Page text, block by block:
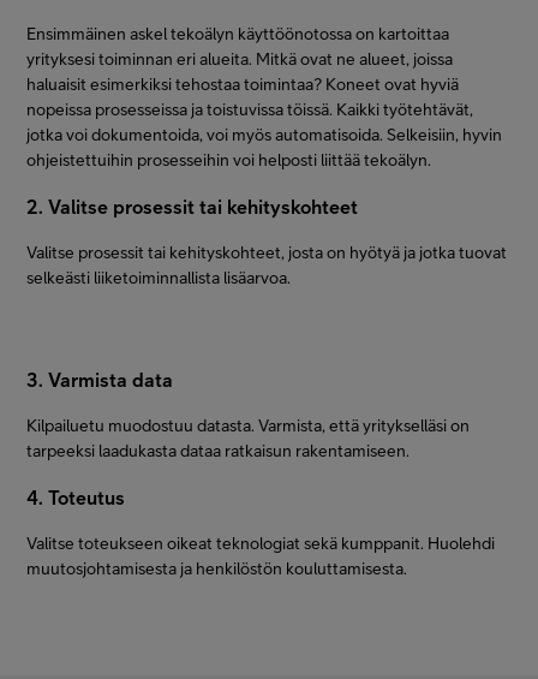
Ensimmäinen askel tekoälyn käyttöönotossa on kartoittaa
yrityksesi toiminnan eri alueita. Mitkä ovat ne alueet, joissa
haluaisit esimerkiksi tehostaa toimintaa? Koneet ovat hyviä
nopeissa prosesseissa ja toistuvissa töissä. Kaikki työtehtävät,
jotka voi dokumentoida, voi myös automatisoida. Selkeisiin, hyvin
ohjeistettuihin prosesseihin voi helposti liittää tekoälyn.
2. Valitse prosessit tai kehityskohteet
Valitse prosessit tai kehityskohteet, josta on hyötyä ja jotka tuovat
selkeästi liiketoiminnallista lisäarvoa.
3. Varmista data
Kilpailuetu muodostuu datasta. Varmista, että yritykselläsi on
tarpeeksi laadukasta dataa ratkaisun rakentamiseen.
4. Toteutus
Valitse toteukseen oikeat teknologiat sekä kumppanit. Huolehdi
muutosjohtamisesta ja henkilöstön kouluttamisesta.